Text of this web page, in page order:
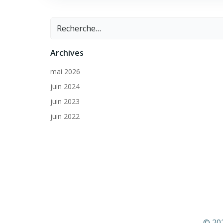
Archives
mai 2026
juin 2024
juin 2023
juin 2022